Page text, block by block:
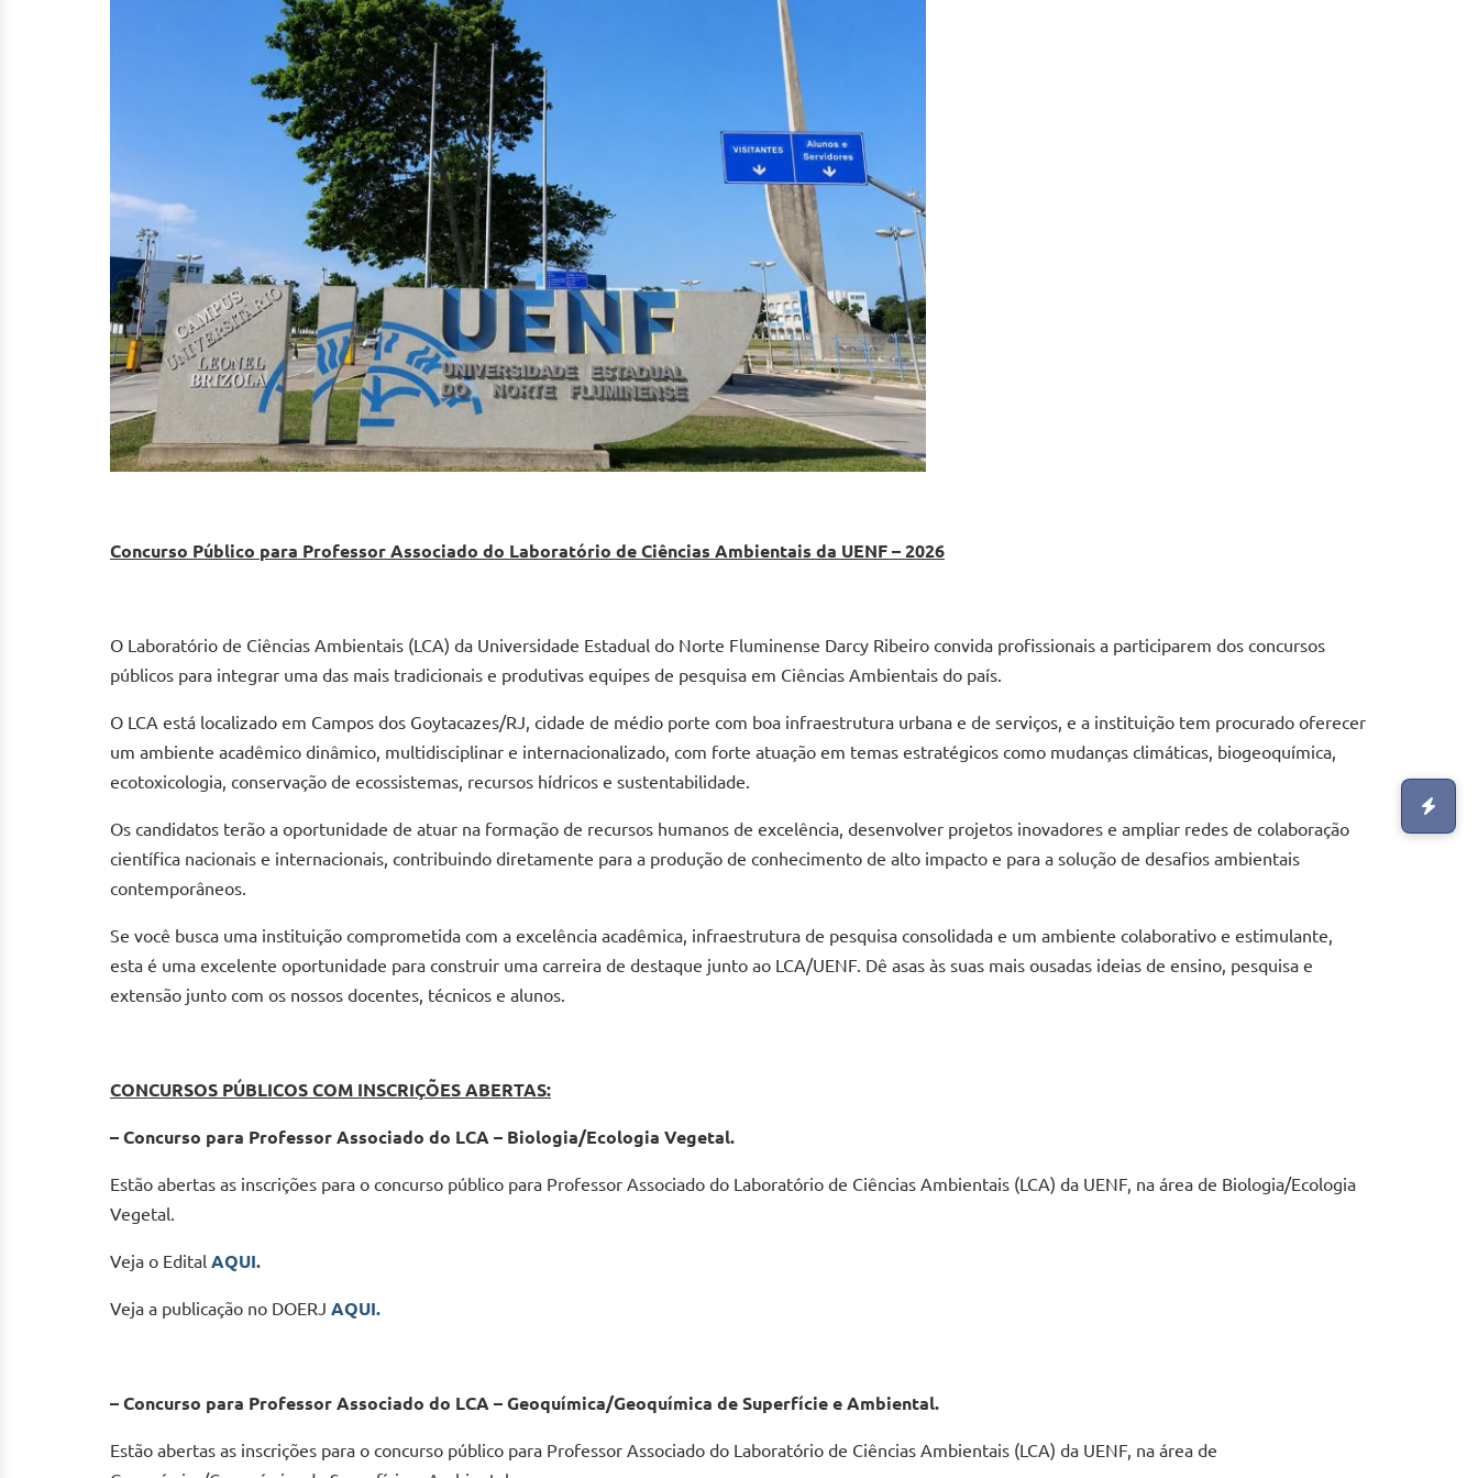
Concurso Público para Professor Associado do Laboratório de Ciências Ambientais da UENF – 2026
O Laboratório de Ciências Ambientais (LCA) da Universidade Estadual do Norte Fluminense Darcy Ribeiro convida profissionais a participarem dos concursos
públicos para integrar uma das mais tradicionais e produtivas equipes de pesquisa em Ciências Ambientais do país.
O LCA está localizado em Campos dos Goytacazes/RJ, cidade de médio porte com boa infraestrutura urbana e de serviços, e a instituição tem procurado oferecer
um ambiente acadêmico dinâmico, multidisciplinar e internacionalizado, com forte atuação em temas estratégicos como mudanças climáticas, biogeoquímica,
ecotoxicologia, conservação de ecossistemas, recursos hídricos e sustentabilidade.
Os candidatos terão a oportunidade de atuar na formação de recursos humanos de excelência, desenvolver projetos inovadores e ampliar redes de colaboração
científica nacionais e internacionais, contribuindo diretamente para a produção de conhecimento de alto impacto e para a solução de desafios ambientais
contemporâneos.
Se você busca uma instituição comprometida com a excelência acadêmica, infraestrutura de pesquisa consolidada e um ambiente colaborativo e estimulante,
esta é uma excelente oportunidade para construir uma carreira de destaque junto ao LCA/UENF. Dê asas às suas mais ousadas ideias de ensino, pesquisa e
extensão junto com os nossos docentes, técnicos e alunos.
CONCURSOS PÚBLICOS COM INSCRIÇÕES ABERTAS:
– Concurso para Professor Associado do LCA – Biologia/Ecologia Vegetal.
Estão abertas as inscrições para o concurso público para Professor Associado do Laboratório de Ciências Ambientais (LCA) da UENF, na área de Biologia/Ecologia
Vegetal.
Veja o Edital AQUI.
Veja a publicação no DOERJ AQUI.
– Concurso para Professor Associado do LCA – Geoquímica/Geoquímica de Superfície e Ambiental.
Estão abertas as inscrições para o concurso público para Professor Associado do Laboratório de Ciências Ambientais (LCA) da UENF, na área de